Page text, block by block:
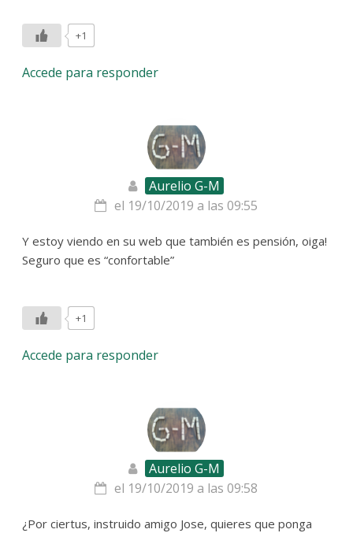
+1
Accede para responder
Aurelio G-M
el 19/10/2019 a las 09:55
Y estoy viendo en su web que también es pensión, oiga!
Seguro que es “confortable”
+1
Accede para responder
Aurelio G-M
el 19/10/2019 a las 09:58
¿Por ciertus, instruido amigo Jose, quieres que ponga